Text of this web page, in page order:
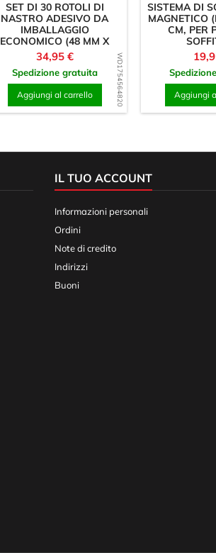
WD1754564820
SET DI 30 ROTOLI DI
NASTRO ADESIVO DA
IMBALLAGGIO
ECONOMICO (48 MM X
50...
Prezzo
34,95 €
Spedizione gratuita
Aggiungi al carrello
SISTEMA DI
MAGNETICO
CM, PER
Aggiungi
IL TUO ACCOUNT
Informazioni personali
Ordini
Note di credito
Indirizzi
Buoni